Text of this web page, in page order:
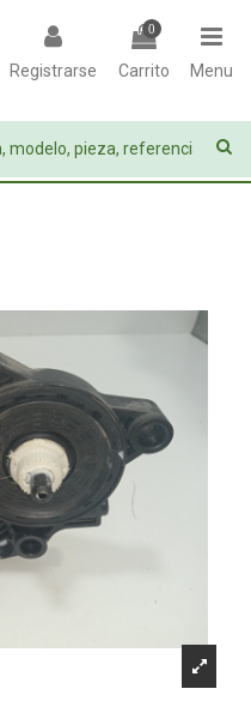
Registrarse
0
Carrito Menu